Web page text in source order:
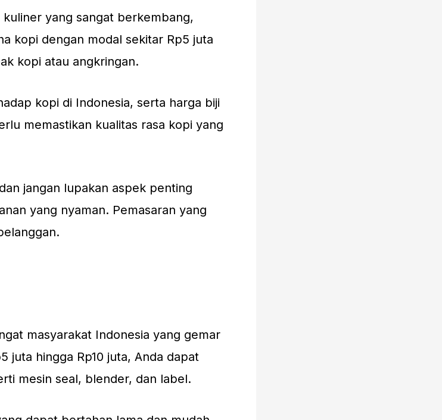
yang sangat berkembang,
kopi dengan modal sekitar Rp5 juta
kopi atau angkringan.
kopi di Indonesia, serta harga biji
memastikan kualitas rasa kopi yang
jangan lupakan aspek penting
yang nyaman. Pemasaran yang
masyarakat Indonesia yang gemar
juta hingga Rp10 juta, Anda dapat
mesin seal, blender, dan label.